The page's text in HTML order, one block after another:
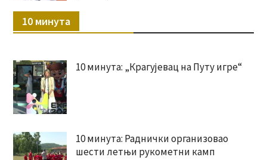
10 минута
10 минута: „Крагујевац на Путу игре“
10 минута: Раднички организовао
шести летњи рукометни камп